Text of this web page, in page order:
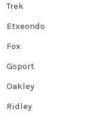
Trek
Etxeondo
Fox
Gsport
Oakley
Ridley